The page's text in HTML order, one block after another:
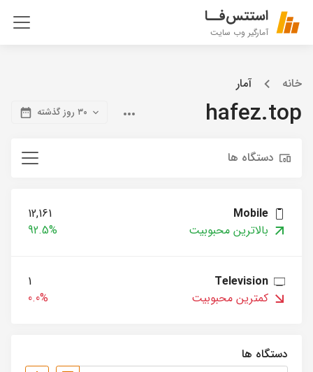
استتس‌فــا
آمارگیر وب سایت
خانه آمار
hafez.top ۳۰ روز گذشته
دستگاه ها
Mobile
12,161
بالاترین محبوبیت
92.5%
Television
1
کمترین محبوبیت
0.0%
دستگاه ها